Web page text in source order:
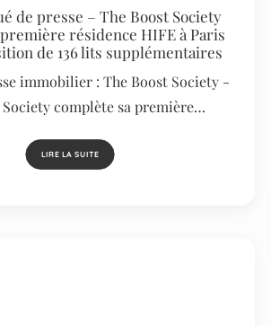
de presse – The Boost Society
résidence HIFE à Paris
de 136 lits supplémentaires
immobilier : The Boost Society -
Society complète sa première…
LIRE LA SUITE